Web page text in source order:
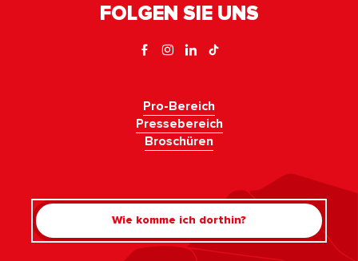
FOLGEN SIE UNS
Pro-Bereich
Pressebereich
Broschüren
Wie komme ich dorthin?